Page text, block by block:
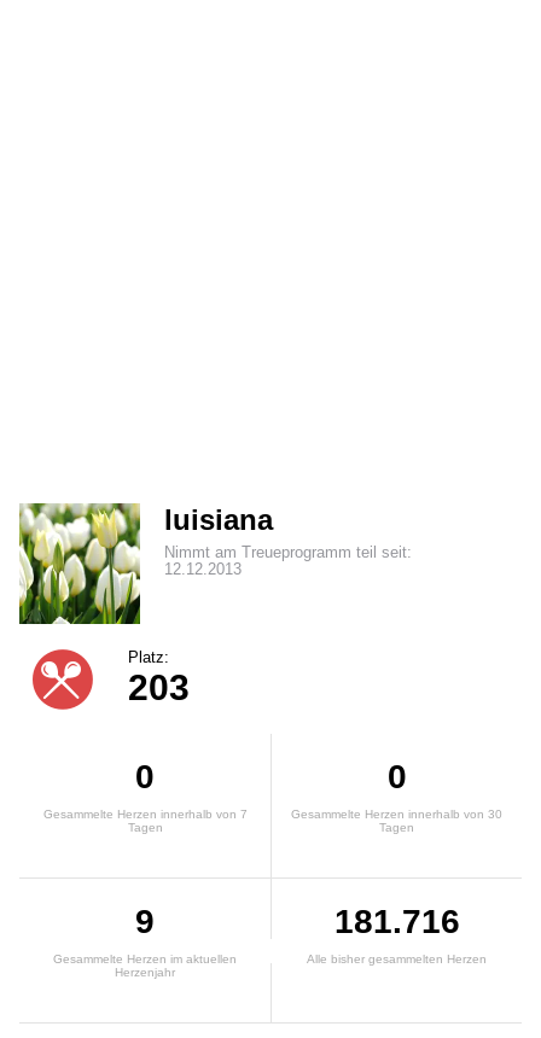
luisiana
Nimmt am Treueprogramm teil seit:
12.12.2013
Platz:
203
0
Gesammelte Herzen innerhalb von 7
Tagen
0
Gesammelte Herzen innerhalb von 30
Tagen
9
Gesammelte Herzen im aktuellen
Herzenjahr
181.716
Alle bisher gesammelten Herzen